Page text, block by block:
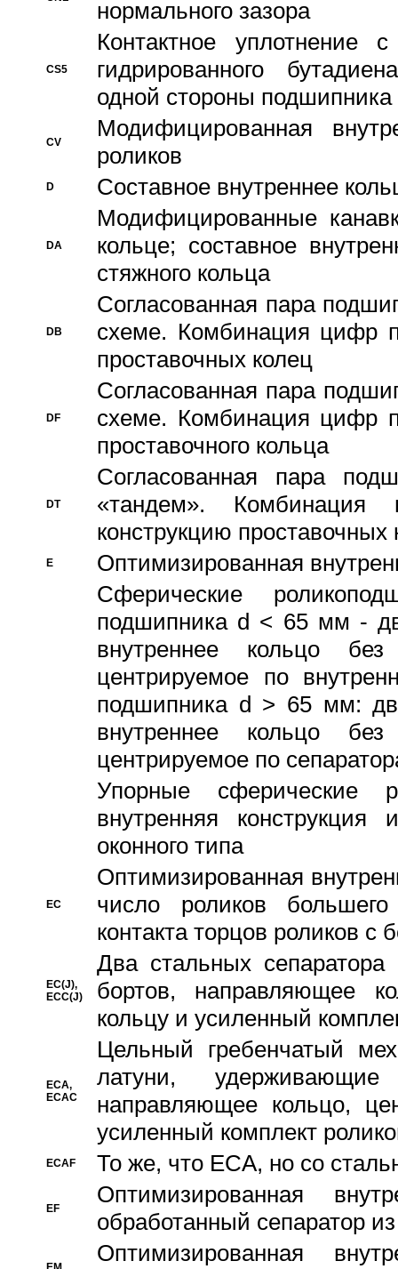
нормального зазора
CS5
Контактное уплотнение
гидрированного
одной стороны подшипника
CV
Модифицированная
роликов
D Составное внутреннее
DA
Модифицированные
кольце; составное
стяжного кольца
DB
Согласованная пара
схеме. Комбинация цифр
проставочных колец
DF
Согласованная пара
схеме. Комбинация цифр
проставочного кольца
DT
Согласованная пара
«тандем».
конструкцию проставочных
E
Оптимизированная
Сферические
подшипника d < 65 мм -
внутреннее кольцо
центрируемое по
подшипника d > 65 мм:
внутреннее кольцо
центрируемое по
Упорные сферические
внутренняя
оконного типа
EC
Oптимизированная
число роликов
контакта торцов роликов с
EC(J),
ECC(J)
Два стальных сепаратора
бортов, направляющее
кольцу и усиленный
ECA,
ECAC
Цельный гребенчатый
латуни,
направляющее кольцо,
усиленный комплект
ECAF То же, что ECA, но со
EF
Оптимизированная
обработанный сепаратор
Оптимизированная